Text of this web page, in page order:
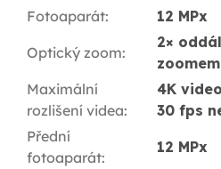
Fotoaparát: 12 MPx
Optický zoom:
2×
Maximální
rozlišení videa:
4K
30 fps
Přední
fotoaparát:
12 MPx